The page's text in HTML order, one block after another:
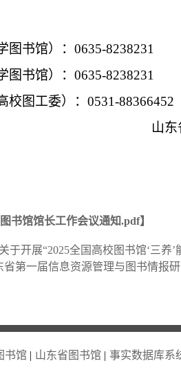
图书馆）： 0635-8238231
图书馆）： 0635-8238231
校图工委）： 0531-88366452
山
书馆馆长工作会议通知.pdf】
关于开展“2025全国高校图书馆‘三养
省第一届信息资源管理与图书情报
书馆 | 山东省图书馆 | 事实数据库系